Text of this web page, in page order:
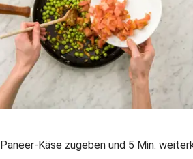
Paneer-Käse zugeben und 5 Min.